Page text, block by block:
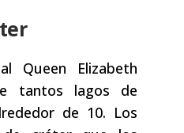
Queen Elizabeth
tantos lagos de
de 10. Los